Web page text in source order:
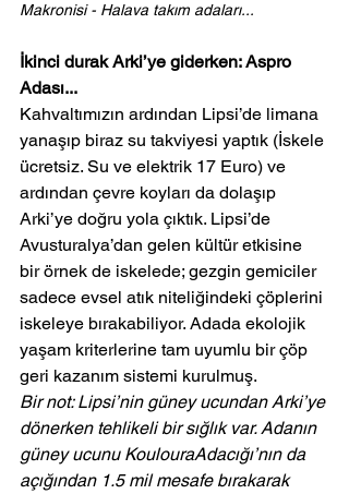
Makronisi - Halava takım adaları...
İkinci durak Arki’ye giderken: Aspro
Adası...
Kahvaltımızın ardından Lipsi’de limana
yanaşıp biraz su takviyesi yaptık (İskele
ücretsiz. Su ve elektrik 17 Euro) ve
ardından çevre koyları da dolaşıp
Arki’ye doğru yola çıktık. Lipsi’de
Avusturalya’dan gelen kültür etkisine
bir örnek de iskelede; gezgin gemiciler
sadece evsel atık niteliğindeki çöplerini
iskeleye bırakabiliyor. Adada ekolojik
yaşam kriterlerine tam uyumlu bir çöp
geri kazanım sistemi kurulmuş.
Bir not: Lipsi’nin güney ucundan Arki’ye
dönerken tehlikeli bir sığlık var. Adanın
güney ucunu KoulouraAdacığı’nın da
açığından 1.5 mil mesafe bırakarak